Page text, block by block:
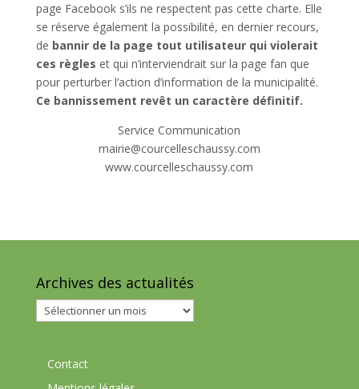
page Facebook s’ils ne respectent pas cette charte. Elle
se réserve également la possibilité, en dernier recours,
de bannir de la page tout utilisateur qui violerait
ces règles et qui n’interviendrait sur la page fan que
pour perturber l’action d’information de la municipalité.
Ce bannissement revêt un caractère définitif.
Service Communication
mairie@courcelleschaussy.com
www.courcelleschaussy.com
Archives des actualités
Archives
des
Contact